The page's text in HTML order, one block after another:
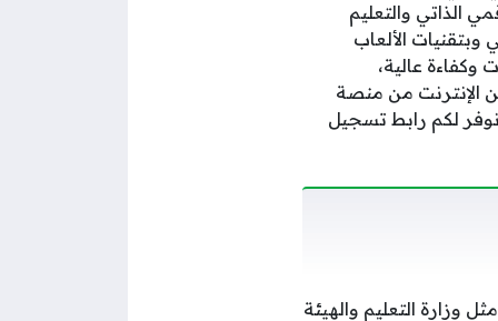
الذاتي والتعليم
وبتقنيات الألعاب
عالية،
الإنترنت من منصة
لكم رابط تسجيل
التعليم والهيئة